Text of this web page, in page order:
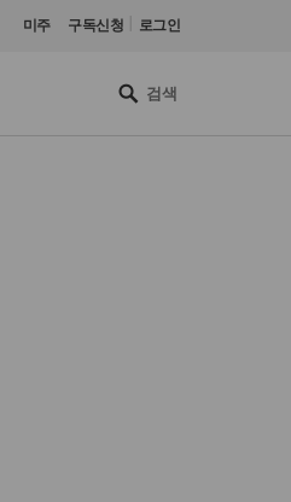
미주 구독신청 로그인